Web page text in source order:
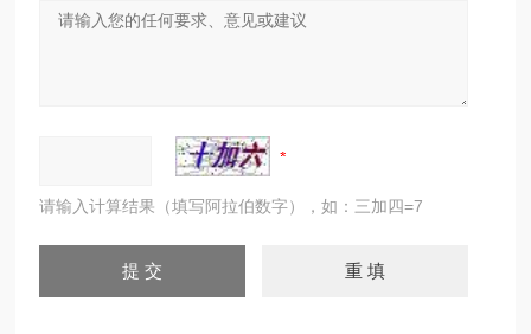
请输入计算结果（填写阿拉伯数字），如：三加四=7